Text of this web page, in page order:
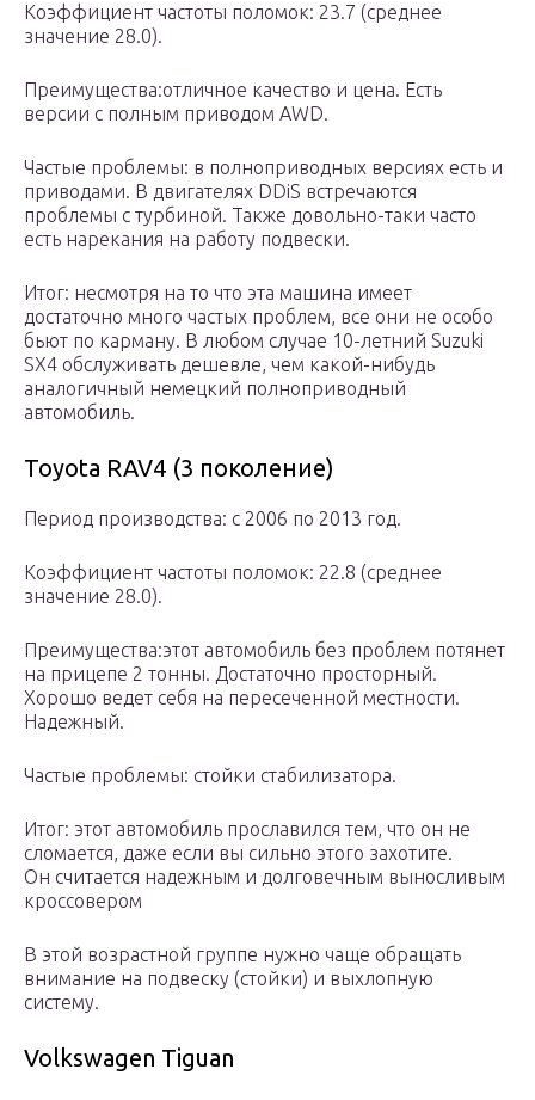
Коэффициент частоты поломок: 23.7 (среднее
значение 28.0).
Преимущества:отличное качество и цена. Есть
версии с полным приводом AWD.
Частые проблемы: в полноприводных версиях есть и
приводами. В двигателях DDiS встречаются
проблемы с турбиной. Также довольно-таки часто
есть нарекания на работу подвески.
Итог: несмотря на то что эта машина имеет
достаточно много частых проблем, все они не особо
бьют по карману. В любом случае 10-летний Suzuki
SX4 обслуживать дешевле, чем какой-нибудь
аналогичный немецкий полноприводный
автомобиль.
Toyota RAV4 (3 поколение)
Период производства: с 2006 по 2013 год.
Коэффициент частоты поломок: 22.8 (среднее
значение 28.0).
Преимущества:этот автомобиль без проблем потянет
на прицепе 2 тонны. Достаточно просторный.
Хорошо ведет себя на пересеченной местности.
Надежный.
Частые проблемы: стойки стабилизатора.
Итог: этот автомобиль прославился тем, что он не
сломается, даже если вы сильно этого захотите.
Он считается надежным и долговечным выносливым
кроссовером
В этой возрастной группе нужно чаще обращать
внимание на подвеску (стойки) и выхлопную
систему.
Volkswagen Tiguan